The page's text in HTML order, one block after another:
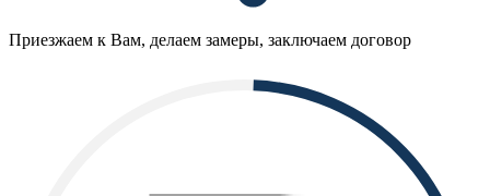
Приезжаем к Вам, делаем замеры, заключаем договор